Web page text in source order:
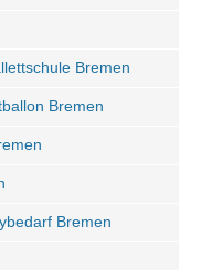
Bremen
Bremen
Bremen